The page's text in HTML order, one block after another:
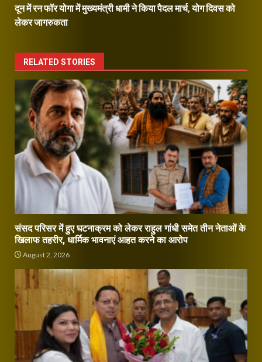
दून में रन फॉर योगा में मुख्यमंत्री धामी ने किया पैदल मार्च, योग दिवस को
लेकर जागरुकता
RELATED STORIES
संसद परिसर में हुए घटनाक्रम को लेकर राहुल गांधी समेत तीन नेताओं के
खिलाफ तहरीर, धार्मिक भावनाएं आहत करने का आरोप
August 2, 2026